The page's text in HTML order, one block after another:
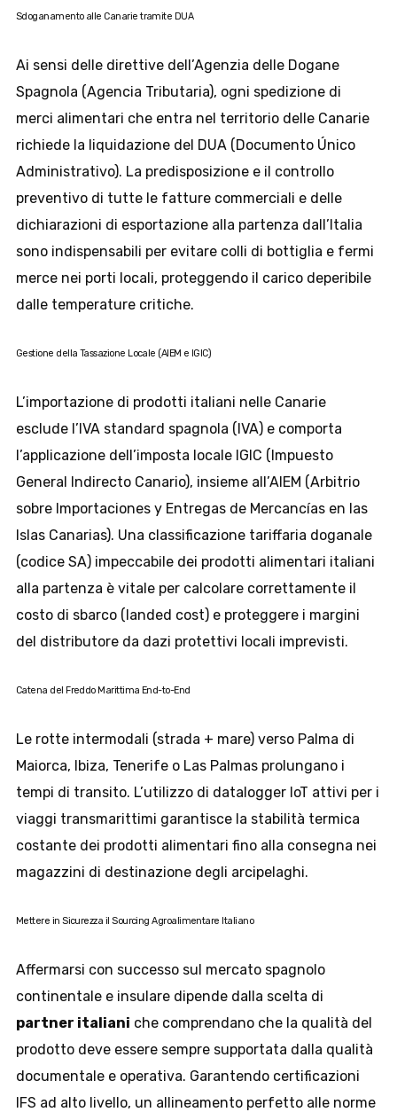
Sdoganamento alle Canarie tramite DUA
Ai sensi delle direttive dell’Agenzia delle Dogane
Spagnola (Agencia Tributaria), ogni spedizione di
merci alimentari che entra nel territorio delle Canarie
richiede la liquidazione del DUA (Documento Único
Administrativo). La predisposizione e il controllo
preventivo di tutte le fatture commerciali e delle
dichiarazioni di esportazione alla partenza dall’Italia
sono indispensabili per evitare colli di bottiglia e fermi
merce nei porti locali, proteggendo il carico deperibile
dalle temperature critiche.
Gestione della Tassazione Locale (AIEM e IGIC)
L’importazione di prodotti italiani nelle Canarie
esclude l’IVA standard spagnola (IVA) e comporta
l’applicazione dell’imposta locale IGIC (Impuesto
General Indirecto Canario), insieme all’AIEM (Arbitrio
sobre Importaciones y Entregas de Mercancías en las
Islas Canarias). Una classificazione tariffaria doganale
(codice SA) impeccabile dei prodotti alimentari italiani
alla partenza è vitale per calcolare correttamente il
costo di sbarco (landed cost) e proteggere i margini
del distributore da dazi protettivi locali imprevisti.
Catena del Freddo Marittima End-to-End
Le rotte intermodali (strada + mare) verso Palma di
Maiorca, Ibiza, Tenerife o Las Palmas prolungano i
tempi di transito. L’utilizzo di datalogger IoT attivi per i
viaggi transmarittimi garantisce la stabilità termica
costante dei prodotti alimentari fino alla consegna nei
magazzini di destinazione degli arcipelaghi.
Mettere in Sicurezza il Sourcing Agroalimentare Italiano
Affermarsi con successo sul mercato spagnolo
continentale e insulare dipende dalla scelta di
partner italiani che comprendano che la qualità del
prodotto deve essere sempre supportata dalla qualità
documentale e operativa. Garantendo certificazioni
IFS ad alto livello, un allineamento perfetto alle norme